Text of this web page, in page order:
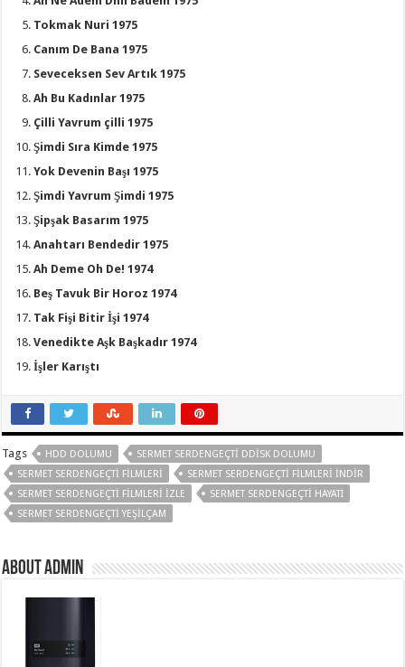
Tokmak Nuri 1975
Canım De Bana 1975
Seveceksen Sev Artık 1975
Ah Bu Kadınlar 1975
Çilli Yavrum çilli 1975
Şimdi Sıra Kimde 1975
Yok Devenin Başı 1975
Şimdi Yavrum Şimdi 1975
Şipşak Basarım 1975
Anahtarı Bendedir 1975
Ah Deme Oh De! 1974
Beş Tavuk Bir Horoz 1974
Tak Fişi Bitir İşi 1974
Venedikte Aşk Başkadır 1974
İşler Karıştı
Tags HDD DOLUMU
SERMET SERDENGEÇTI DDISK DOLUMU
SERMET SERDENGEÇTI FILMLERI
SERMET SERDENGEÇTI FILMLERI INDIR
SERMET SERDENGEÇTI FILMLERI IZLE
SERMET SERDENGEÇTI HAYATI
SERMET SERDENGEÇTI YEŞILÇAM
About Admin